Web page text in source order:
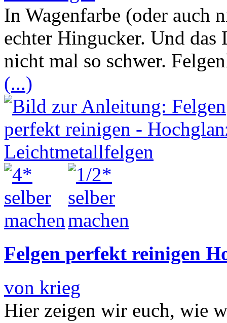
In Wagenfarbe (oder auch
echter Hingucker. Und
nicht mal so schwer.
(...)
Felgen perfekt reinigen
von krieg
Hier zeigen wir euch, wie